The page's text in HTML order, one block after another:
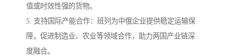
值或时效性强的货物。
5. 支持国际产能合作：班列为中俄企业提供稳定运输保
障，促进制造业、农业等领域合作，助力两国产业链深
度融合。